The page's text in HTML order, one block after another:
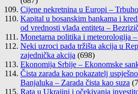
Cijene nekretnina u Europi –
Kapital u bosanskim bankama i
od vrednosti vlada entiteta –
Monetarna politika i meteorologija –
Neki uzroci pada tržišta akcija u
zajednička akcija (698)
Ekonomija Srbije – Ekonomske
Čista zarada kao pokazatelj
Banjaluka – Zarada čista kao suza
Rata u Ukrajini i očekivanja